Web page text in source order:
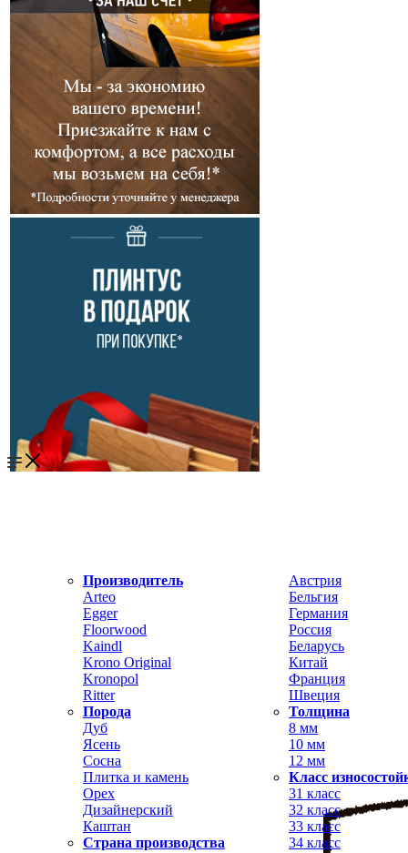
Производитель
Arteo
Egger
Floorwood
Kaindl
Krono Original
Kronopol
Ritter
Порода
Дуб
Ясень
Сосна
Плитка и камень
Орех
Дизайнерский
Каштан
Страна производства
Австрия
Бельгия
Германия
Россия
Беларусь
Китай
Франция
Швеция
Толщина
8 мм
10 мм
12 мм
Класс
31 класс
32 класс
33 класс
34 класс